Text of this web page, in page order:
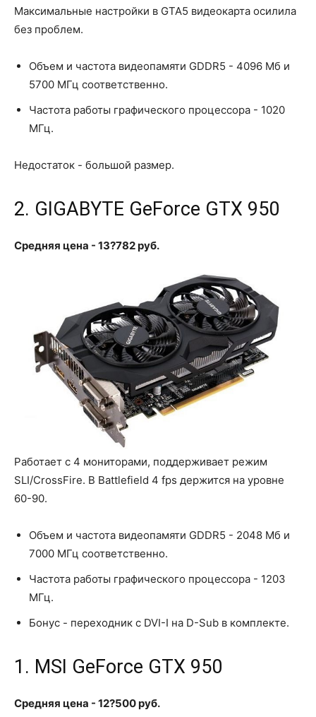
Максимальные настройки в GTA5 видеокарта осилила
без проблем.
Объем и частота видеопамяти GDDR5 - 4096 Мб и
5700 МГц соответственно.
Частота работы графического процессора - 1020
МГц.
Недостаток - большой размер.
2. GIGABYTE GeForce GTX 950
Средняя цена - 13?782 руб.
Работает с 4 мониторами, поддерживает режим
SLI/CrossFire. В Battlefield 4 fps держится на уровне
60-90.
Объем и частота видеопамяти GDDR5 - 2048 Мб и
7000 МГц соответственно.
Частота работы графического процессора - 1203
МГц.
Бонус - переходник с DVI-I на D-Sub в комплекте.
1. MSI GeForce GTX 950
Средняя цена - 12?500 руб.